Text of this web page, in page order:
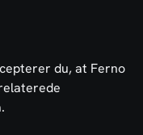
du, at Ferno